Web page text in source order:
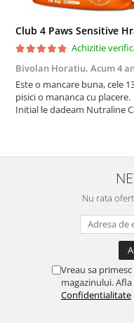
Achizitie
Bivolan Horatiu, Acum 4
Este o mancare buna, cele
pisici o mananca cu placere.
Initial le dadeam Nutraline
nu o mananca cu placere. Eu
sunt multumit si voi
Nu rata
Vreau sa
magazinului.
Confidentialitate